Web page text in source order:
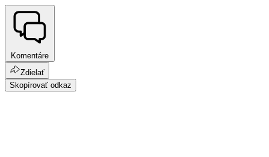
Komentáre
Zdielať
Skopírovať odkaz